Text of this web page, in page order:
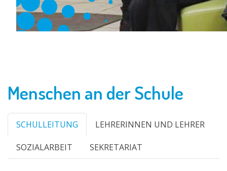
Menschen an der Schule
SCHULLEITUNG LEHRERINNEN UND LEHRER
SOZIALARBEIT SEKRETARIAT